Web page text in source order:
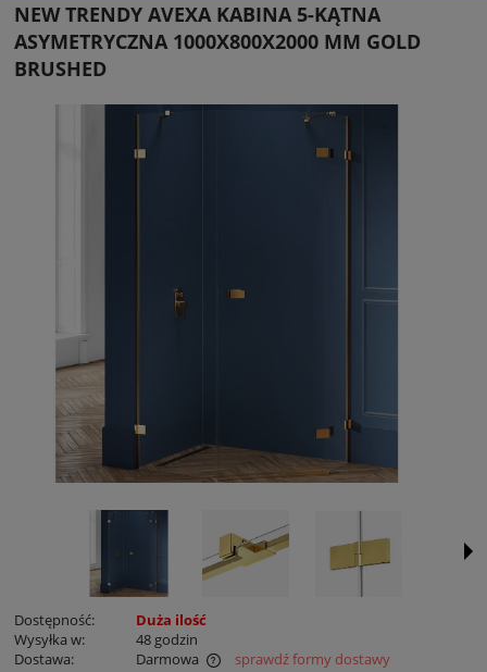
NEW TRENDY AVEXA KABINA 5-KĄTNA
ASYMETRYCZNA 1000X800X2000 MM GOLD
BRUSHED
Dostępność:
Duża ilość
Wysyłka w:
48 godzin
Dostawa:
Darmowa
sprawdź formy dostawy